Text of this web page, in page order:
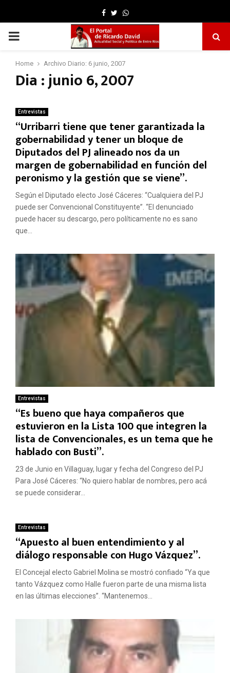
Facebook
TwitterWhatsapp
PRIMARY
MENU
Home Archivo Diario: 6 junio, 2007
Dia : junio 6, 2007
Entrevistas
“Urribarri tiene que tener garantizada la
gobernabilidad y tener un bloque de
Diputados del PJ alineado nos da un
margen de gobernabilidad en función del
peronismo y la gestión que se viene”.
Según el Diputado electo José Cáceres: “Cualquiera del PJ
puede ser Convencional Constituyente”. “El denunciado
puede hacer su descargo, pero políticamente no es sano
que...
Entrevistas
“Es bueno que haya compañeros que
estuvieron en la Lista 100 que integren la
lista de Convencionales, es un tema que he
hablado con Busti”.
23 de Junio en Villaguay, lugar y fecha del Congreso del PJ
Para José Cáceres: “No quiero hablar de nombres, pero acá
se puede considerar...
Entrevistas
“Apuesto al buen entendimiento y al
diálogo responsable con Hugo Vázquez”.
El Concejal electo Gabriel Molina se mostró confiado “Ya que
tanto Vázquez como Halle fueron parte de una misma lista
en las últimas elecciones”. “Mantenemos...